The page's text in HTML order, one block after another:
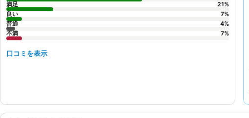
満足
21%
良い
7%
普通
4%
不満
7%
口コミを表示